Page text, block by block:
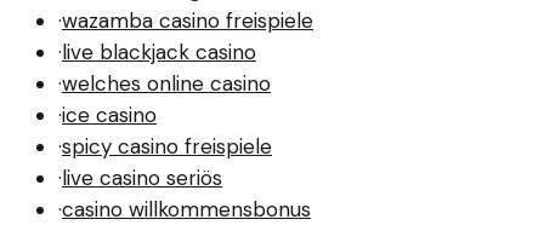
·wazamba casino freispiele
·live blackjack casino
·welches online casino
·ice casino
·spicy casino freispiele
·live casino seriös
·casino willkommensbonus